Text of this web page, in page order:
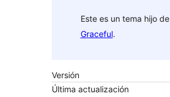
Este es un tema hijo de
Graceful.
Versión
Última actualización